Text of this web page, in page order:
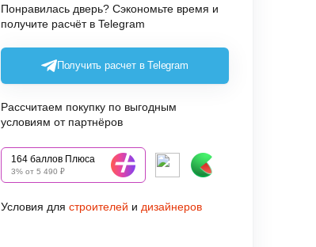
Понравилась дверь? Сэкономьте время и
получите расчёт в Telegram
Получить расчет в Telegram
Рассчитаем покупку по выгодным
условиям от партнёров
164 баллов Плюса
3% от 5 490 ₽
Условия для строителей и дизайнеров